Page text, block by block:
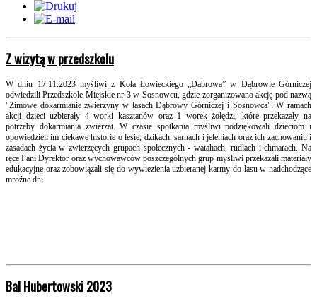
Z wizytą w przedszkolu
W dniu 17.11.2023 myśliwi z Koła Łowieckiego „Dabrowa” w Dąbrowie Górniczej
odwiedzili Przedszkole Miejskie nr 3 w Sosnowcu, gdzie zorganizowano akcję pod nazwą
"Zimowe dokarmianie zwierzyny w lasach Dąbrowy Górniczej i Sosnowca". W ramach
akcji dzieci uzbierały 4 worki kasztanów oraz 1 worek żołędzi, które przekazały na
potrzeby dokarmiania zwierząt. W czasie spotkania myśliwi podziękowali dzieciom i
opowiedzieli im ciekawe historie o lesie, dzikach, sarnach i jeleniach oraz ich zachowaniu i
zasadach życia w zwierzęcych grupach społecznych - watahach, rudlach i chmarach. Na
ręce Pani Dyrektor oraz wychowawców poszczególnych grup myśliwi przekazali materiały
edukacyjne oraz zobowiązali się do wywiezienia uzbieranej karmy do lasu w nadchodzące
mroźne dni.
Bal Hubertowski 2023